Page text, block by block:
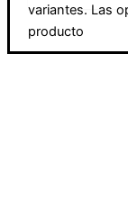
variantes. Las
producto